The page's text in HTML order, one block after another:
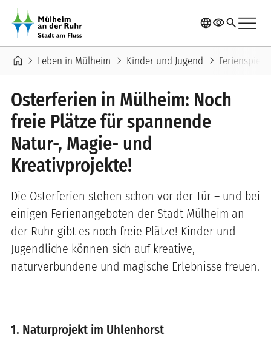
Direkt zum Inhalt
languagevisibilitysearchmenu
Pfadnavigation
home chevron_right Leben in Mülheim chevron_right Kinder und Jugend chevron_right Ferienspiele
Osterferien in Mülheim: Noch
freie Plätze für spannende
Natur-, Magie- und
Kreativprojekte!
Die Osterferien stehen schon vor der Tür – und bei
einigen Ferienangeboten der Stadt Mülheim an
der Ruhr gibt es noch freie Plätze! Kinder und
Jugendliche können sich auf kreative,
naturverbundene und magische Erlebnisse freuen.
1. Naturprojekt im Uhlenhorst